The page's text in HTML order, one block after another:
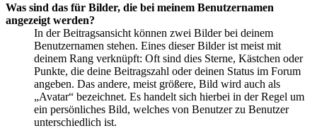
Was sind das für Bilder, die bei meinem Benutzernamen
angezeigt werden?
In der Beitragsansicht können zwei Bilder bei deinem
Benutzernamen stehen. Eines dieser Bilder ist meist mit
deinem Rang verknüpft: Oft sind dies Sterne, Kästchen oder
Punkte, die deine Beitragszahl oder deinen Status im Forum
angeben. Das andere, meist größere, Bild wird auch als
„Avatar“ bezeichnet. Es handelt sich hierbei in der Regel um
ein persönliches Bild, welches von Benutzer zu Benutzer
unterschiedlich ist.